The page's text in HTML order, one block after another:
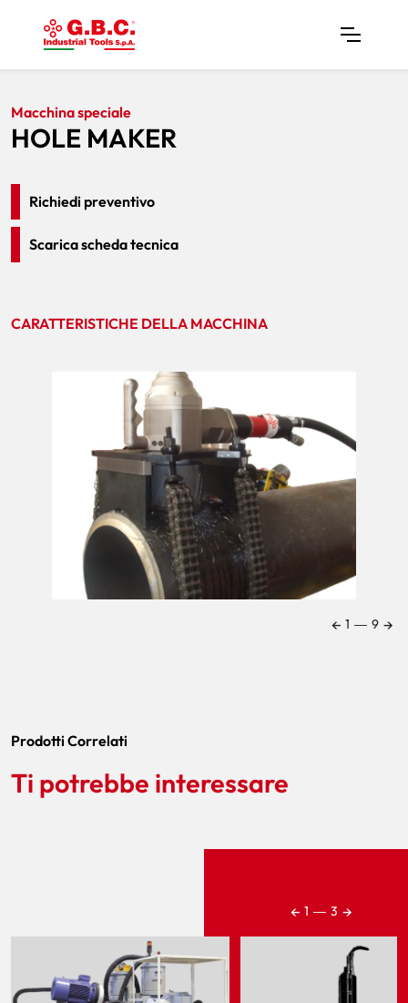
Home Prodotti
← 1 ― 9 →
Macchina speciale
HOLE MAKER
Richiedi preventivo
Scarica scheda tecnica
CARATTERISTICHE DELLA MACCHINA
Prodotti Correlati
Ti potrebbe interessare
← 1 ― 3 →